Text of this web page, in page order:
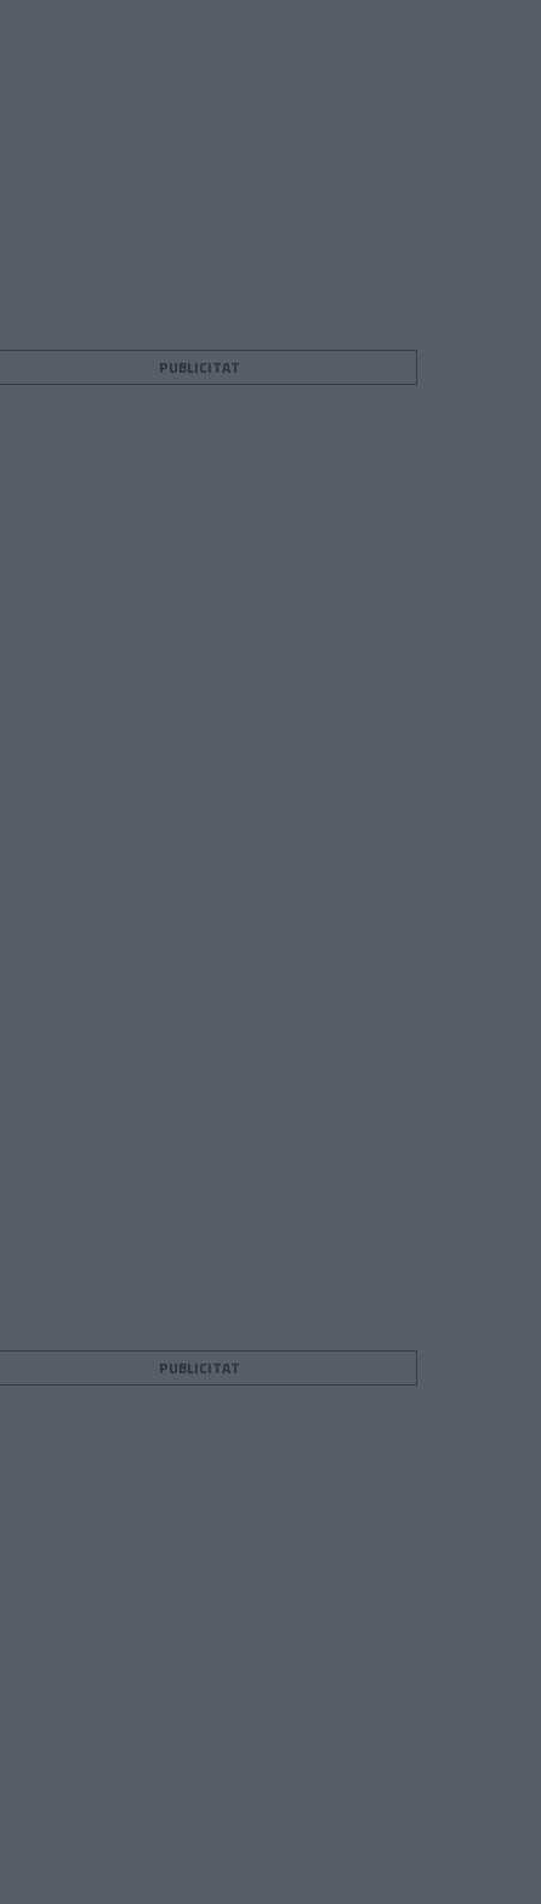
PUBLICITAT
PUBLICITAT